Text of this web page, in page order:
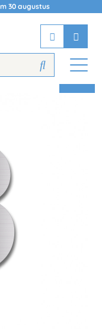
30 augustus
voor